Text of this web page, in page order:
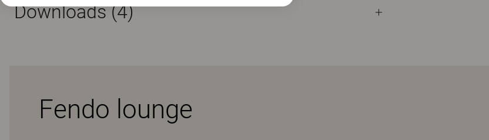
Downloads (4)
Fendo lounge